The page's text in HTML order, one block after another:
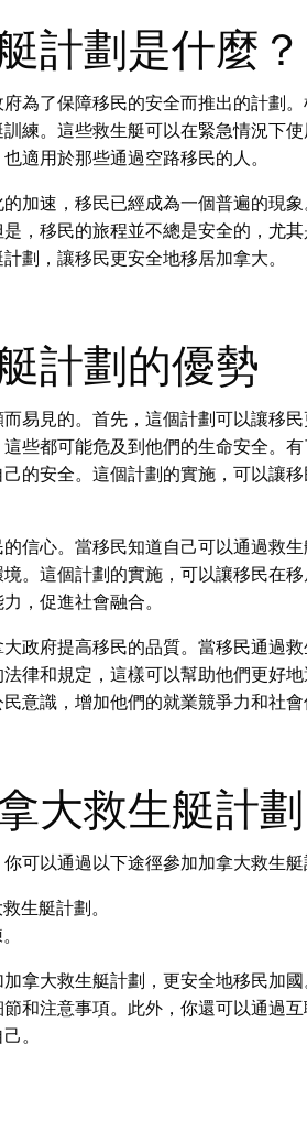
計劃是什麼？
為了保障移民的安全而推出的計劃
練。這些救生艇可以在緊急情況下
適用於那些通過空路移民的人。
加速，移民已經成為一個普遍的現
，移民的旅程並不總是安全的，尤
劃，讓移民更安全地移居加拿大。
計劃的優勢
易見的。首先，這個計劃可以讓移
些都可能危及到他們的生命安全。
的安全。這個計劃的實施，可以讓
信心。當移民知道自己可以通過救
。這個計劃的實施，可以讓移民在
，促進社會融合。
政府提高移民的品質。當移民通過
律和規定，這樣可以幫助他們更好
意識，增加他們的就業競爭力和社會
大救生艇計劃
可以通過以下途徑參加加拿大救生艇
生艇計劃。
拿大救生艇計劃，更安全地移民加
和注意事項。此外，你還可以通過
。